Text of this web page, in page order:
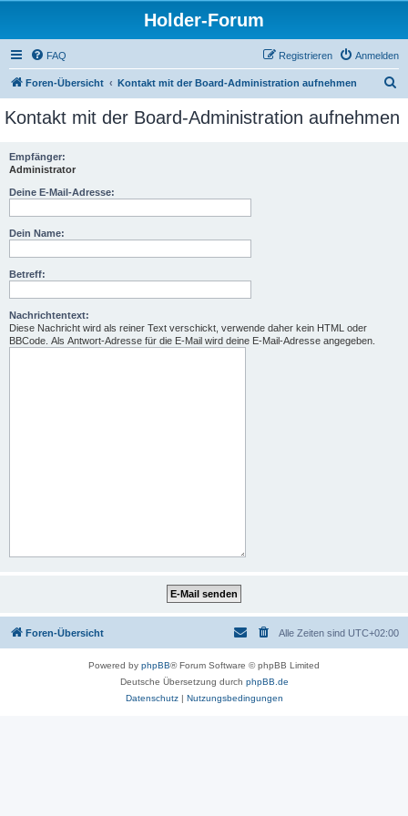
Holder-Forum
FAQ Anmelden
Registrieren
Foren-Übersicht Kontakt mit der Board-Administration aufnehmen
c
Kontakt mit der Board-Administration aufnehmen
Empfänger:
Administrator
Deine E-Mail-Adresse:
Dein Name:
Betreff:
Nachrichtentext:
Diese Nachricht wird als reiner Text verschickt, verwende daher kein HTML oder
BBCode. Als Antwort-Adresse für die E-Mail wird deine E-Mail-Adresse angegeben.
Foren-Übersicht Alle Zeiten sind UTC+02:00
Powered by phpBB® Forum Software © phpBB Limited
Deutsche Übersetzung durch phpBB.de
Datenschutz| Nutzungsbedingungen